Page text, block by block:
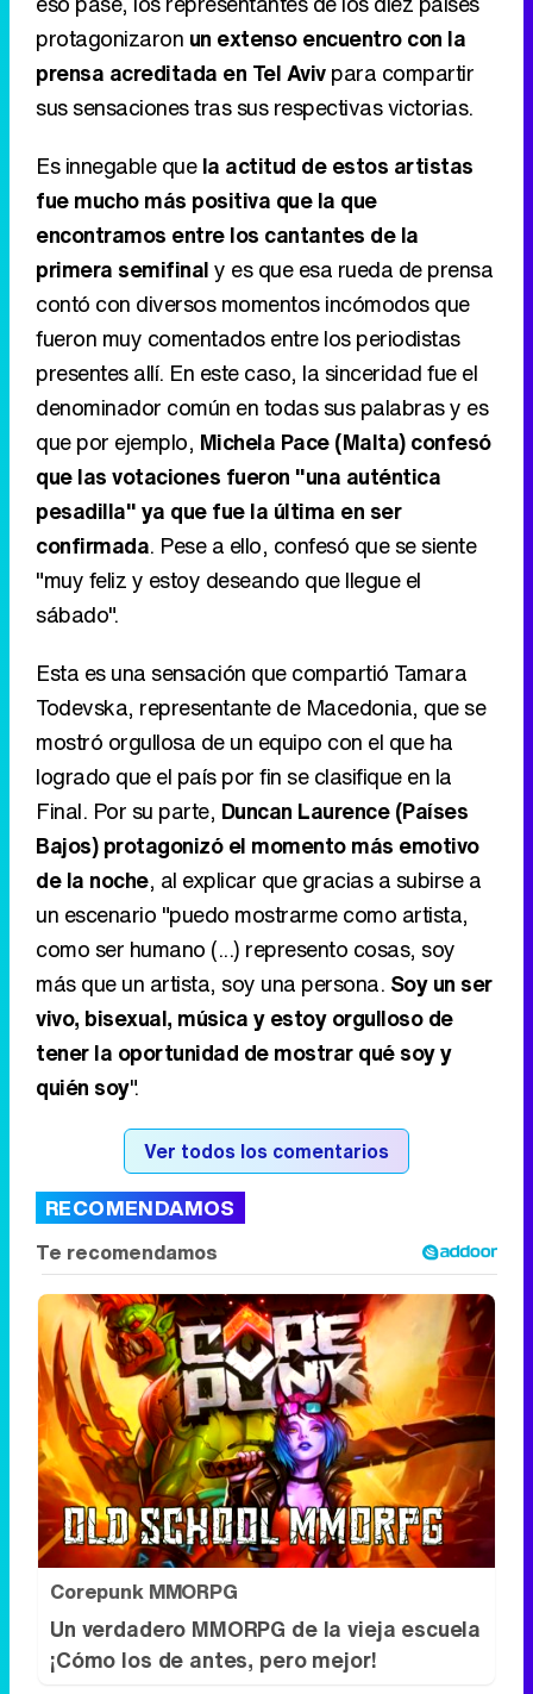
protagonizaron un extenso encuentro con la
prensa acreditada en Tel Avivpara compartir
sus sensaciones tras sus respectivas victorias.
Es innegable quela actitud de estos artistas
fue mucho más positiva que la que
encontramos entre los cantantes de la
primera semifinaly es que esa rueda de prensa
contó con diversos momentos incómodos que
fueron muy comentados entre los periodistas
presentes allí. En este caso, la sinceridad fue el
denominador común en todas sus palabras y es
que por ejemplo, Michela Pace (Malta) confesó
que las votaciones fueron "una auténtica
pesadilla" ya que fue la última en ser
confirmada. Pese a ello, confesó que se siente
"muy feliz y estoy deseando que llegue el
sábado".
Esta es una sensación que compartió Tamara
Todevska, representante de Macedonia, que se
mostró orgullosa de un equipo con el que ha
logrado que el país por fin se clasifique en la
Final. Por su parte, Duncan Laurence (Países
Bajos) protagonizó el momento más emotivo
de la noche, al explicar que gracias a subirse a
un escenario "puedo mostrarme como artista,
como ser humano (...) represento cosas, soy
más que un artista, soy una persona. Soy un ser
vivo, bisexual, música y estoy orgulloso de
tener la oportunidad de mostrar qué soy y
quién soy".
Ver todos los comentarios
RECOMENDAMOS
Corepunk MMORPG
Un verdadero MMORPG de la vieja escuela
¡Cómo los de antes, pero mejor!